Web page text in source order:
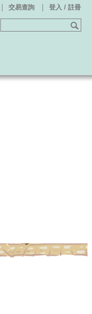
交易查詢 登入 / 註冊